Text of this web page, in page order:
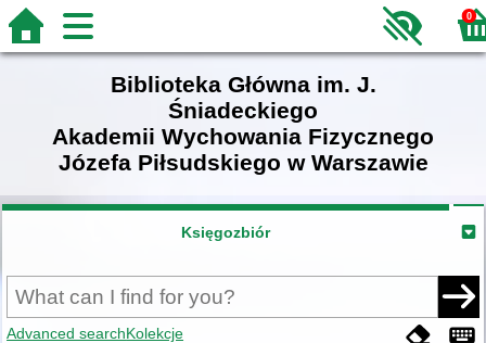
0
Biblioteka Główna im. J.
Śniadeckiego
Akademii Wychowania Fizycznego
Józefa Piłsudskiego w Warszawie
Księgozbiór
Advanced searchKolekcje